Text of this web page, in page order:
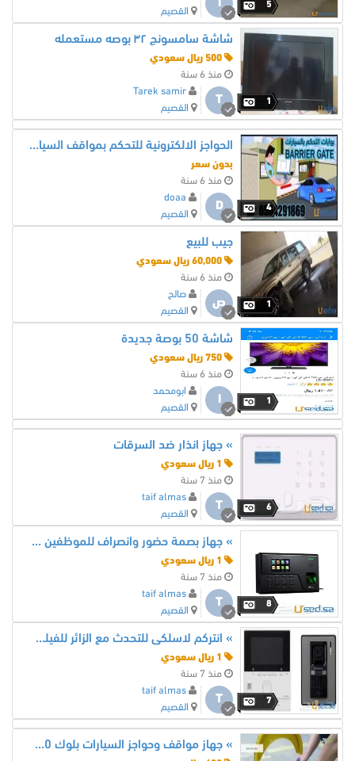
5
القصيم
1
شاشة سامسونج ٣٢ بوصه مستعمله
منذ 6 سنة
T
Tarek samir
القصيم
4
الحواجز الالكترونية للتحكم بمواقف السيارات 0564291869
بدون سعر
منذ 6 سنة
D
doaa
القصيم
1
جيب للبيع
منذ 6 سنة
ص
صالح
القصيم
1
شاشة 50 بوصة جديدة
منذ 6 سنة
ابومحمد
القصيم
6
» جهاز انذار ضد السرقات
منذ 7 سنة
T
taif almas
القصيم
8
» جهاز بصمة حضور وانصراف للموظفين 550 ريال ZKT
منذ 7 سنة
T
taif almas
القصيم
7
» انتركم لاسلكى للتحدث مع الزائر للفيلل الشركات
منذ 7 سنة
T
taif almas
القصيم
» جهاز مواقف وحواجز السيارات بلوك 600 ريال